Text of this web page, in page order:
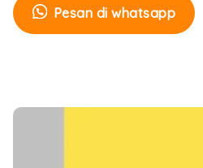
Pesan di whatsapp